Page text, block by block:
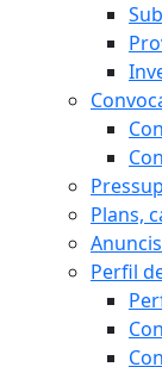
Plans,
Perfil